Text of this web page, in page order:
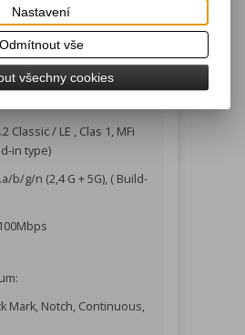
+ USB Host + Serial +
USB Host + Serial +
Classic / LE , Clas 1, MFi
in type)
b/g/n (2,4 G + 5G), ( Build-
Mark, Notch, Continuous,
Nastavení
Odmítnout vše
všechny cookies